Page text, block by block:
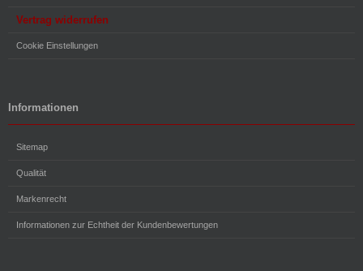
Vertrag widerrufen
Cookie Einstellungen
Informationen
Sitemap
Qualität
Markenrecht
Informationen zur Echtheit der Kundenbewertungen